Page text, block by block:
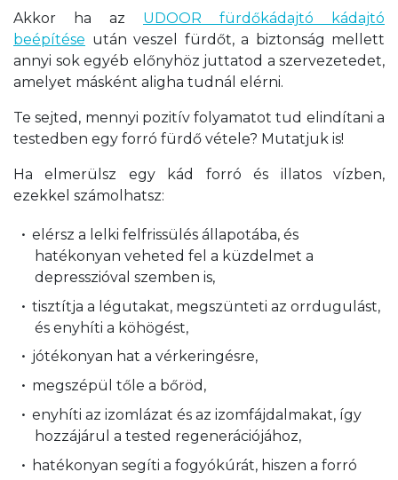
Akkor ha az UDOOR fürdőkádajtó kádajtó
beépítése után veszel fürdőt, a biztonság mellett
annyi sok egyéb előnyhöz juttatod a szervezetedet,
amelyet másként aligha tudnál elérni.
Te sejted, mennyi pozitív folyamatot tud elindítani a
testedben egy forró fürdő vétele? Mutatjuk is!
Ha elmerülsz egy kád forró és illatos vízben,
ezekkel számolhatsz:
elérsz a lelki felfrissülés állapotába, és
hatékonyan veheted fel a küzdelmet a
depresszióval szemben is,
tisztítja a légutakat, megszünteti az orrdugulást,
és enyhíti a köhögést,
jótékonyan hat a vérkeringésre,
megszépül tőle a bőröd,
enyhíti az izomlázat és az izomfájdalmakat, így
hozzájárul a tested regenerációjához,
hatékonyan segíti a fogyókúrát, hiszen a forró